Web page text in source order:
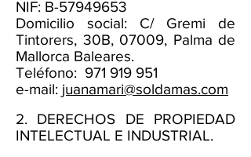
NIF: B-57949653
Domicilio social: C/ Gremi de
Tintorers, 30B, 07009, Palma de
Mallorca Baleares.
Teléfono: 971 919 951
e-mail: juanamari@soldamas.com
2. DERECHOS DE PROPIEDAD
INTELECTUAL E INDUSTRIAL.